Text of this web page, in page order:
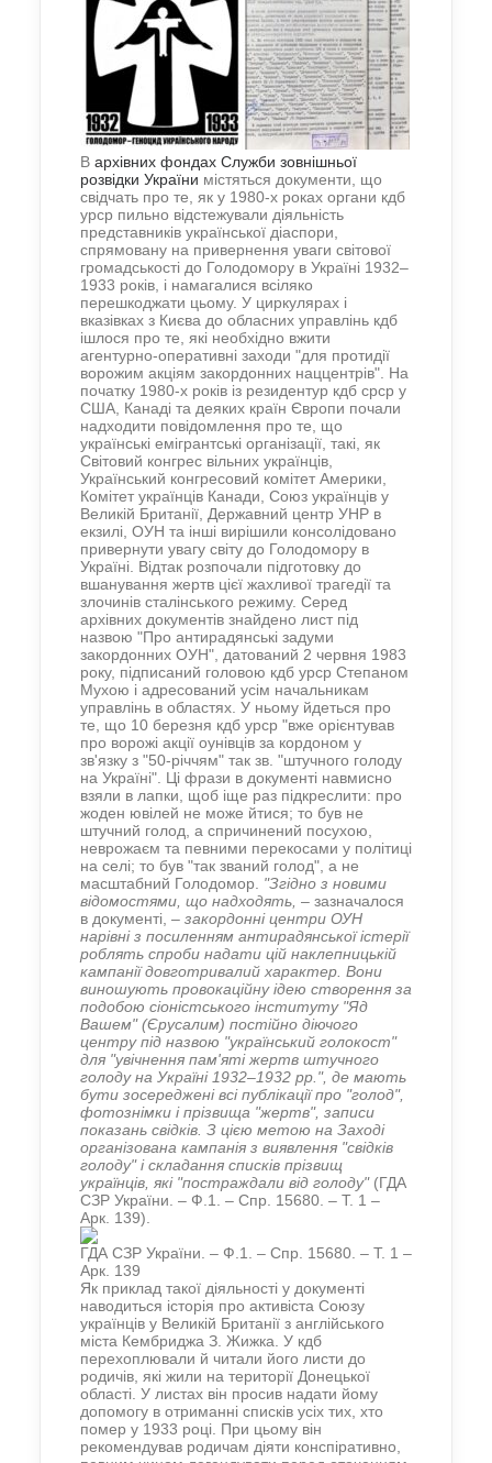
В архівних фондах Служби зовнішньої
розвідки України містяться документи, що
свідчать про те, як у 1980-х роках органи кдб
урср пильно відстежували діяльність
представників української діаспори,
спрямовану на привернення уваги світової
громадськості до Голодомору в Україні 1932–
1933 років, і намагалися всіляко
перешкоджати цьому. У циркулярах і
вказівках з Києва до обласних управлінь кдб
ішлося про те, які необхідно вжити
агентурно-оперативні заходи "для протидії
ворожим акціям закордонних наццентрів". На
початку 1980-х років із резидентур кдб срср у
США, Канаді та деяких країн Європи почали
надходити повідомлення про те, що
українські емігрантські організації, такі, як
Світовий конгрес вільних українців,
Український конгресовий комітет Америки,
Комітет українців Канади, Союз українців у
Великій Британії, Державний центр УНР в
екзилі, ОУН та інші вирішили консолідовано
привернути увагу світу до Голодомору в
Україні. Відтак розпочали підготовку до
вшанування жертв цієї жахливої трагедії та
злочинів сталінського режиму. Серед
архівних документів знайдено лист під
назвою "Про антирадянські задуми
закордонних ОУН", датований 2 червня 1983
року, підписаний головою кдб урср Степаном
Мухою і адресований усім начальникам
управлінь в областях. У ньому йдеться про
те, що 10 березня кдб урср "вже орієнтував
про ворожі акції оунівців за кордоном у
зв'язку з "50-річчям" так зв. "штучного голоду
на Україні". Ці фрази в документі навмисно
взяли в лапки, щоб іще раз підкреслити: про
жоден ювілей не може йтися; то був не
штучний голод, а спричинений посухою,
неврожаєм та певними перекосами у політиці
на селі; то був "так званий голод", а не
масштабний Голодомор. "Згідно з новими
відомостями, що надходять, – зазначалося
в документі, – закордонні центри ОУН
нарівні з посиленням антирадянської істерії
роблять спроби надати цій наклепницькій
кампанії довготривалий характер. Вони
виношують провокаційну ідею створення за
подобою сіоністського інституту "Яд
Вашем" (Єрусалим) постійно діючого
центру під назвою "український голокост"
для "увічнення пам'яті жертв штучного
голоду на Україні 1932–1932 рр.", де мають
бути зосереджені всі публікації про "голод",
фотознімки і прізвища "жертв", записи
показань свідків. З цією метою на Заході
організована кампанія з виявлення "свідків
голоду" і складання списків прізвищ
українців, які "постраждали від голоду"(ГДА
СЗР України. – Ф.1. – Спр. 15680. – Т. 1 –
Арк. 139).
ГДА СЗР України. – Ф.1. – Спр. 15680. – Т. 1 –
Арк. 139
Як приклад такої діяльності у документі
наводиться історія про активіста Союзу
українців у Великій Британії з англійського
міста Кембриджа З. Жижка. У кдб
перехоплювали й читали його листи до
родичів, які жили на території Донецької
області. У листах він просив надати йому
допомогу в отриманні списків усіх тих, хто
помер у 1933 році. При цьому він
рекомендував родичам діяти конспіративно,